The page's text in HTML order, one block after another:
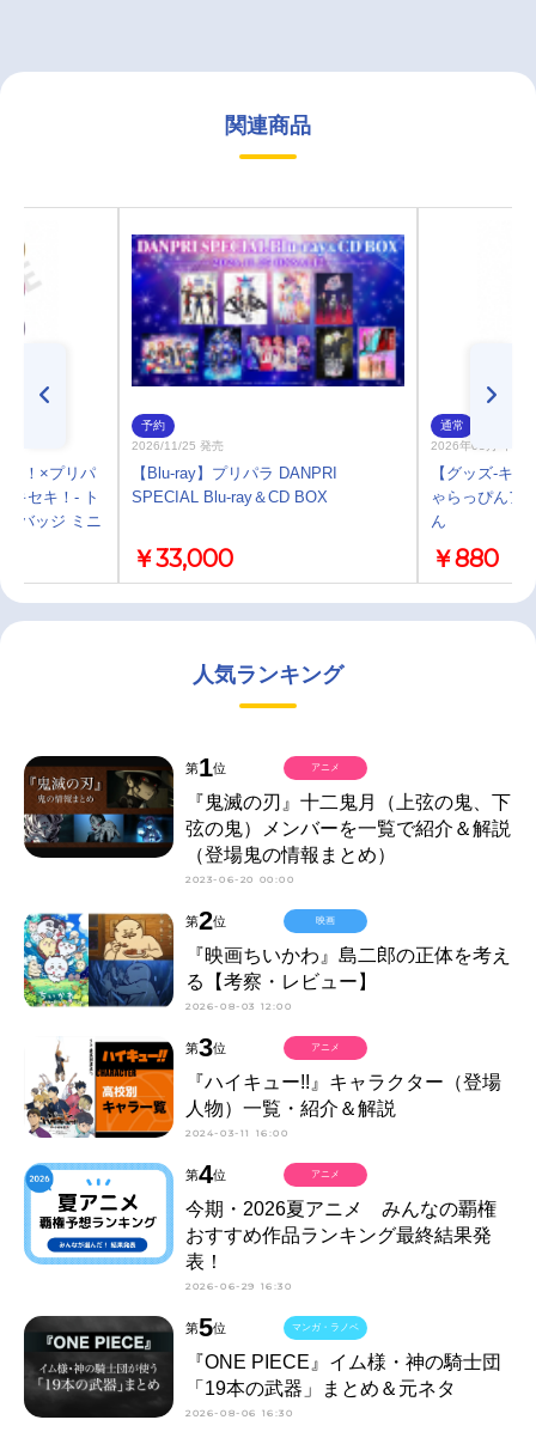
関連商品
ツ！×プリパ
キセキ！- ト
バッジ ミニ
予約
2026/11/25 発売
【Blu-ray】プリパラ DANPRI
SPECIAL Blu-ray＆CD BOX
￥33,000
通常
2026年03月 中 発
【グッズ-キ
ゃらっぴんア
ん
￥880
人気ランキング
第1位
『鬼滅の刃』十二鬼月（上弦の鬼、下
弦の鬼）メンバーを一覧で紹介＆解説
（登場鬼の情報まとめ）
2023-06-20 00:00
アニメ
第2位
『映画ちいかわ』島二郎の正体を考え
る【考察・レビュー】
2026-08-03 12:00
映画
第3位
『ハイキュー!!』キャラクター（登場
人物）一覧・紹介＆解説
2024-03-11 16:00
アニメ
第4位
今期・2026夏アニメ みんなの覇権
おすすめ作品ランキング最終結果発
表！
2026-06-29 16:30
アニメ
第5位
『ONE PIECE』イム様・神の騎士団
「19本の武器」まとめ＆元ネタ
2026-08-06 16:30
マンガ・ラノベ